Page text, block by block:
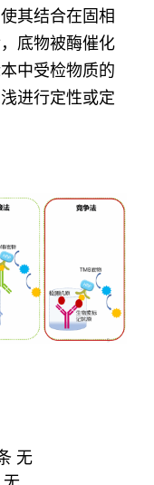
其结合在固相
底物被酶催化
中受检物质的
进行定性或定
无